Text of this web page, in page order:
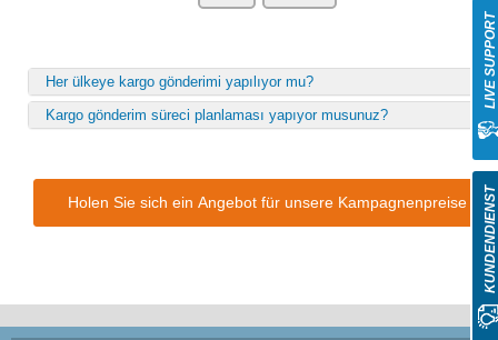
Her ülkeye kargo gönderimi yapılıyor mu?
Kargo gönderim süreci planlaması yapıyor musunuz?
Holen Sie sich ein Angebot für unsere Kampagnenpreise KUNDENDIENST
LIVE SUPPORT